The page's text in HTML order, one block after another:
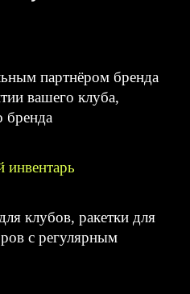
партнёром бренда
вашего клуба,
бренда
клубов, ракетки для
с регулярным